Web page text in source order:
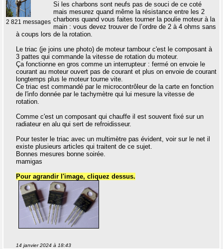
2 821 messages
Si les charbons sont neufs pas de souci de ce coté
mais mesurez quand même la résistance entre les 2
charbons quand vous faites tourner la poulie moteur à la
main : vous devez trouver de l’ordre de 2 à 4 ohms sans
à coups lors de la rotation.
Le triac (je joins une photo) de moteur tambour c'est le composant à
3 pattes qui commande la vitesse de rotation du moteur.
Ça fonctionne en gros comme un interrupteur : fermé on envoie le
courant au moteur ouvert pas de courant et plus on envoie de courant
longtemps plus le moteur tourne vite.
Ce triac est commandé par le microcontrôleur de la carte en fonction
de l'info donnée par le tachymètre qui lui mesure la vitesse de
rotation.
Comme c'est un composant qui chauffe il est souvent fixé sur un
radiateur en alu qui sert de refroidisseur.
Pour tester le triac avec un multimètre pas évident, voir sur le net il
existe plusieurs articles qui traitent de ce sujet.
Bonnes mesures bonne soirée.
mamigas
Pour agrandir l'image, cliquez dessus.
14 janvier 2024 à 18:43